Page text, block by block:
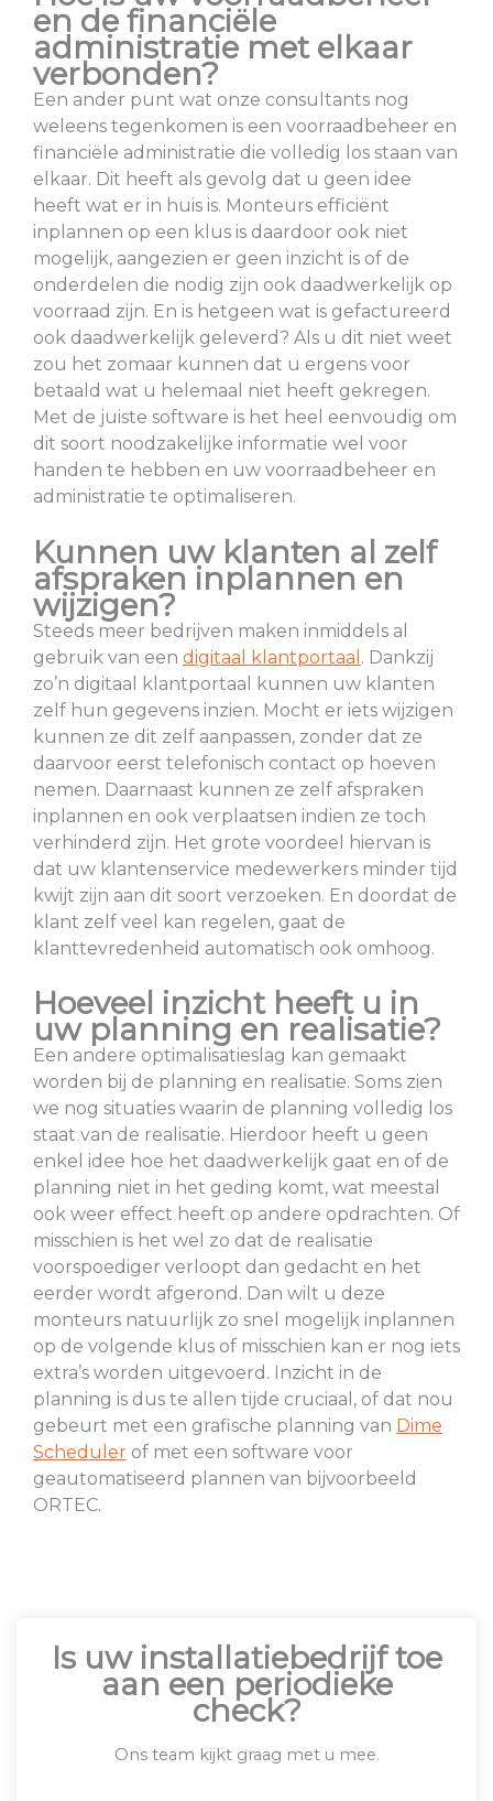
en de financiële
administratie met elkaar
verbonden?
Een ander punt wat onze consultants nog
weleens tegenkomen is een voorraadbeheer en
financiële administratie die volledig los staan van
elkaar. Dit heeft als gevolg dat u geen idee
heeft wat er in huis is. Monteurs efficiënt
inplannen op een klus is daardoor ook niet
mogelijk, aangezien er geen inzicht is of de
onderdelen die nodig zijn ook daadwerkelijk op
voorraad zijn. En is hetgeen wat is gefactureerd
ook daadwerkelijk geleverd? Als u dit niet weet
zou het zomaar kunnen dat u ergens voor
betaald wat u helemaal niet heeft gekregen.
Met de juiste software is het heel eenvoudig om
dit soort noodzakelijke informatie wel voor
handen te hebben en uw voorraadbeheer en
administratie te optimaliseren.
Kunnen uw klanten al zelf
afspraken inplannen en
wijzigen?
Steeds meer bedrijven maken inmiddels al
gebruik van een digitaal klantportaal . Dankzij
zo’n digitaal klantportaal kunnen uw klanten
zelf hun gegevens inzien. Mocht er iets wijzigen
kunnen ze dit zelf aanpassen, zonder dat ze
daarvoor eerst telefonisch contact op hoeven
nemen. Daarnaast kunnen ze zelf afspraken
inplannen en ook verplaatsen indien ze toch
verhinderd zijn. Het grote voordeel hiervan is
dat uw klantenservice medewerkers minder tijd
kwijt zijn aan dit soort verzoeken. En doordat de
klant zelf veel kan regelen, gaat de
klanttevredenheid automatisch ook omhoog.
Hoeveel inzicht heeft u in
uw planning en realisatie?
Een andere optimalisatieslag kan gemaakt
worden bij de planning en realisatie. Soms zien
we nog situaties waarin de planning volledig los
staat van de realisatie. Hierdoor heeft u geen
enkel idee hoe het daadwerkelijk gaat en of de
planning niet in het geding komt, wat meestal
ook weer effect heeft op andere opdrachten. Of
misschien is het wel zo dat de realisatie
voorspoediger verloopt dan gedacht en het
eerder wordt afgerond. Dan wilt u deze
monteurs natuurlijk zo snel mogelijk inplannen
op de volgende klus of misschien kan er nog iets
extra’s worden uitgevoerd. Inzicht in de
planning is dus te allen tijde cruciaal, of dat nou
gebeurt met een grafische planning van Dime
Scheduler of met een software voor
geautomatiseerd plannen van bijvoorbeeld
ORTEC.
Is uw installatiebedrijf toe
aan een periodieke
check?
Ons team kijkt graag met u mee.